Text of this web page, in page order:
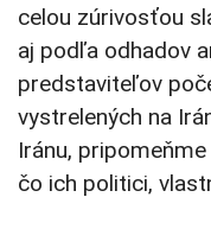
celou zúrivosťou
aj podľa odhadov
predstaviteľov
vystrelených na
Iránu,
čo ich politici,